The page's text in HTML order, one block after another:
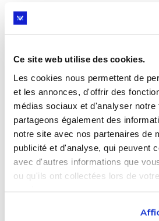
Ce site web utilise des cookies.
Les cookies nous permettent de
et les annonces, d'offrir des
médias sociaux et d'analyser notre
partageons également des
notre site avec nos partenaires de
publicité et d'analyse, qui peuvent
avec d'autres informations que
ou qu'ils ont collectées lors de
Mathématiques Expertes
● Une réelle motivation pour le
les calculs complexes.
● Une capacité à gérer une
importante, en parallèle des
Nos conseils pour
votre enfant
quelques pistes pour l’aider à